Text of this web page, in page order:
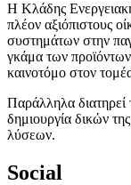
Η Κλάδης
πλέον αξιόπιστους
συστημάτων στην
γκάμα των
καινοτόμο στον
Παράλληλα διατηρεί
δημιουργία δικών
λύσεων.
Social